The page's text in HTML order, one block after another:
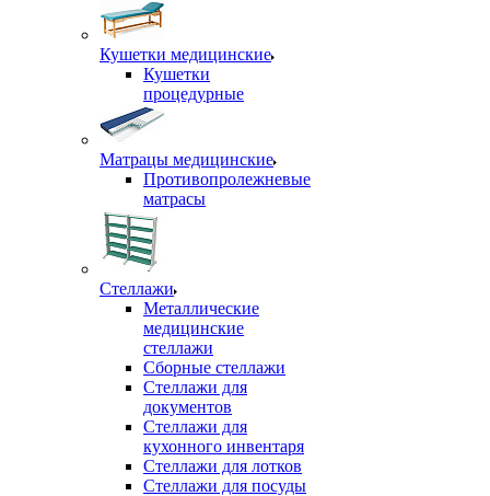
Кушетки медицинские
Кушетки
процедурные
Матрацы медицинские
Противопролежневые
матрасы
Стеллажи
Металлические
медицинские
стеллажи
Сборные стеллажи
Стеллажи для
документов
Стеллажи для
кухонного инвентаря
Стеллажи для лотков
Стеллажи для посуды